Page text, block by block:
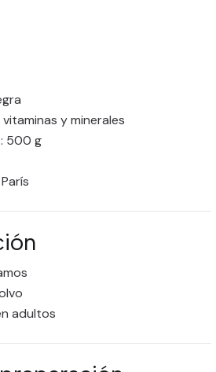
y minerales
500 g
adultos